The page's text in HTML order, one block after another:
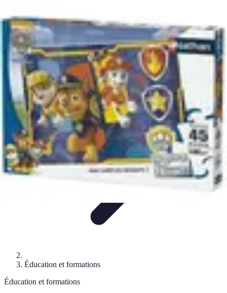
E-LearningGuides &
ConseilsComparatifsCertificationsTechnologies
Campus Savoir
Éducation et formations
Éducation et formations